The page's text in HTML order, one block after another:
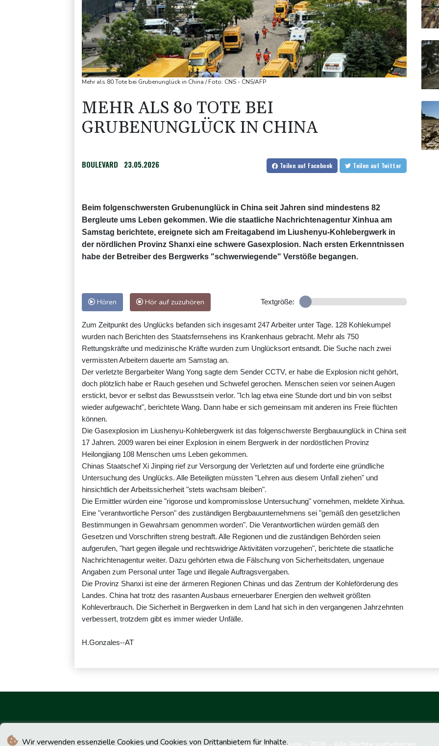
Wir verwenden essenzielle Cookies und Cookies von Drittanbietern für Inhalte.
Mehr als 80 Tote bei Grubenunglück in China / Foto: CNS - CNS/AFP
MEHR ALS 80 TOTE BEI
GRUBENUNGLÜCK IN CHINA
BOULEVARD 23.05.2026 Teilen auf Facebook Teilen auf Twitter
Beim folgenschwersten Grubenunglück in China seit Jahren sind mindestens 82
Bergleute ums Leben gekommen. Wie die staatliche Nachrichtenagentur Xinhua am
Samstag berichtete, ereignete sich am Freitagabend im Liushenyu-Kohlebergwerk in
der nördlichen Provinz Shanxi eine schwere Gasexplosion. Nach ersten Erkenntnissen
habe der Betreiber des Bergwerks "schwerwiegende" Verstöße begangen.
Hören Hör auf zuzuhören Textgröße:
Zum Zeitpunkt des Unglücks befanden sich insgesamt 247 Arbeiter unter Tage. 128 Kohlekumpel
wurden nach Berichten des Staatsfernsehens ins Krankenhaus gebracht. Mehr als 750
Rettungskräfte und medizinische Kräfte wurden zum Unglücksort entsandt. Die Suche nach zwei
vermissten Arbeitern dauerte am Samstag an.
Der verletzte Bergarbeiter Wang Yong sagte dem Sender CCTV, er habe die Explosion nicht gehört,
doch plötzlich habe er Rauch gesehen und Schwefel gerochen. Menschen seien vor seinen Augen
erstickt, bevor er selbst das Bewusstsein verlor. "Ich lag etwa eine Stunde dort und bin von selbst
wieder aufgewacht", berichtete Wang. Dann habe er sich gemeinsam mit anderen ins Freie flüchten
können.
Die Gasexplosion im Liushenyu-Kohlebergwerk ist das folgenschwerste Bergbauunglück in China seit
17 Jahren. 2009 waren bei einer Explosion in einem Bergwerk in der nordöstlichen Provinz
Heilongjiang 108 Menschen ums Leben gekommen.
Chinas Staatschef Xi Jinping rief zur Versorgung der Verletzten auf und forderte eine gründliche
Untersuchung des Unglücks. Alle Beteiligten müssten "Lehren aus diesem Unfall ziehen" und
hinsichtlich der Arbeitssicherheit "stets wachsam bleiben".
Die Ermittler würden eine "rigorose und kompromisslose Untersuchung" vornehmen, meldete Xinhua.
Eine "verantwortliche Person" des zuständigen Bergbauunternehmens sei "gemäß den gesetzlichen
Bestimmungen in Gewahrsam genommen worden". Die Verantwortlichen würden gemäß den
Gesetzen und Vorschriften streng bestraft. Alle Regionen und die zuständigen Behörden seien
aufgerufen, "hart gegen illegale und rechtswidrige Aktivitäten vorzugehen", berichtete die staatliche
Nachrichtenagentur weiter. Dazu gehörten etwa die Fälschung von Sicherheitsdaten, ungenaue
Angaben zum Personal unter Tage und illegale Auftragsvergaben.
Die Provinz Shanxi ist eine der ärmeren Regionen Chinas und das Zentrum der Kohleförderung des
Landes. China hat trotz des rasanten Ausbaus erneuerbarer Energien den weltweit größten
Kohleverbrauch. Die Sicherheit in Bergwerken in dem Land hat sich in den vergangenen Jahrzehnten
verbessert, trotzdem gibt es immer wieder Unfälle.
H.Gonzales--AT